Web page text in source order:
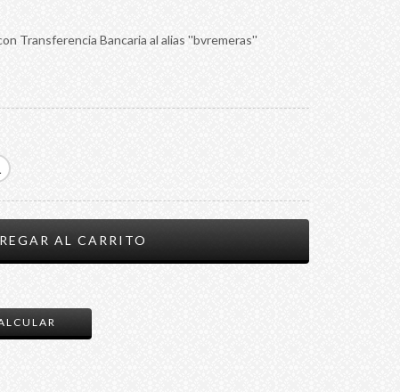
Transferencia Bancaria al alias ''bvremeras''